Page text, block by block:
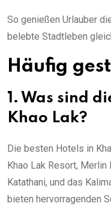
So genießen Urlauber
belebte Stadtleben
Häufig
1. Was sind
Khao Lak?
Die besten Hotels in
Khao Lak Resort,
Katathani, und das
bieten hervorragenden